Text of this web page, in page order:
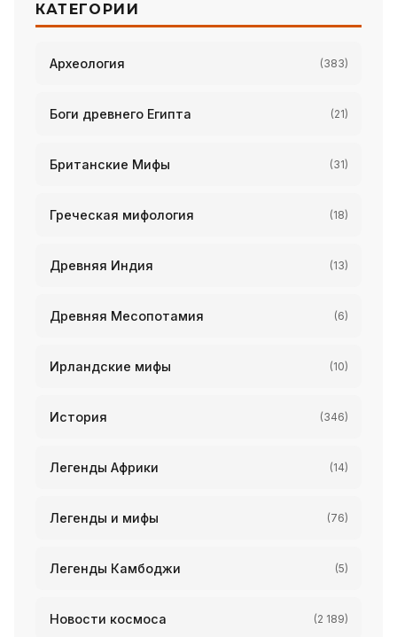
КАТЕГОРИИ
Археология (383)
Боги древнего Египта (21)
Британские Мифы (31)
Греческая мифология (18)
Древняя Индия (13)
Древняя Месопотамия (6)
Ирландские мифы (10)
История (346)
Легенды Африки (14)
Легенды и мифы (76)
Легенды Камбоджи (5)
Новости космоса (2 189)